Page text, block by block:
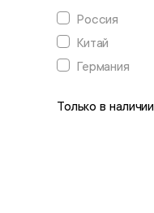
Россия
Китай
Германия
Только в наличии